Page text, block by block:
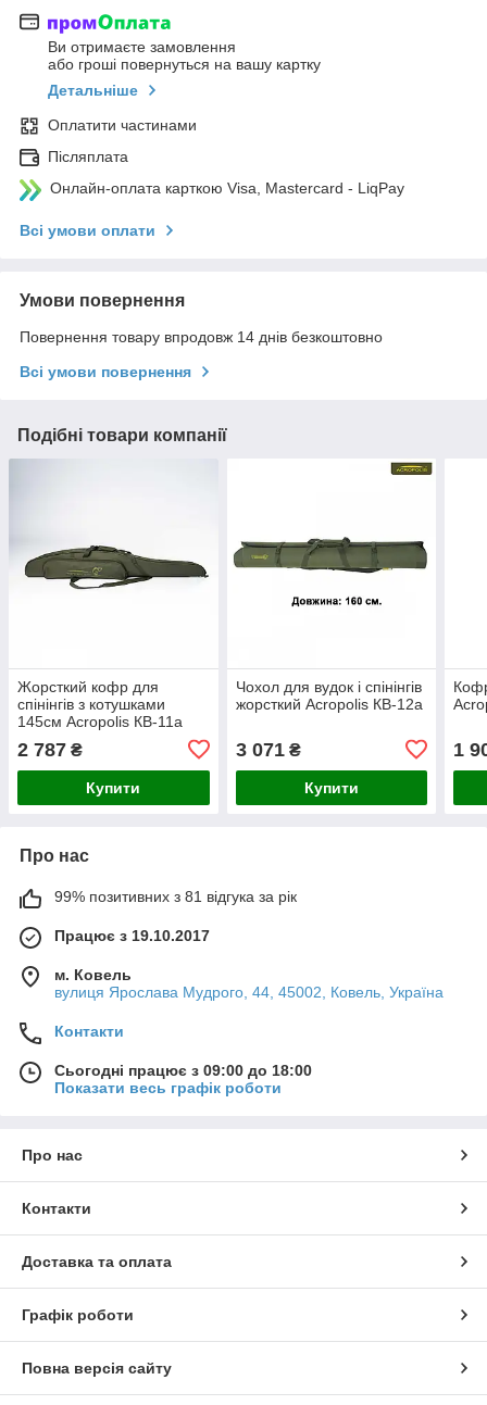
Ви отримаєте замовлення
або гроші повернуться на вашу картку
Детальніше
Оплатити частинами
Післяплата
Онлайн-оплата карткою Visa, Mastercard - LiqPay
Всі умови оплати
Умови повернення
Повернення товару впродовж 14 днів безкоштовно
Всі умови повернення
Подібні товари компанії
Жорсткий кофр для
спінінгів з котушками
145см Acropolis КВ-11а
2 787 ₴
Купити
Чохол для вудок і спінінгів
жорсткий Acropolis КВ-12а
3 071₴
Купити
1
Про нас
99% позитивних з 81 відгука за рік
Працює з 19.10.2017
м. Ковель
вулиця Ярослава Мудрого, 44, 45002, Ковель, Україна
Контакти
Сьогодні працює з 09:00 до 18:00
Показати весь графік роботи
Про нас
Контакти
Доставка та оплата
Графік роботи
Повна версія сайту